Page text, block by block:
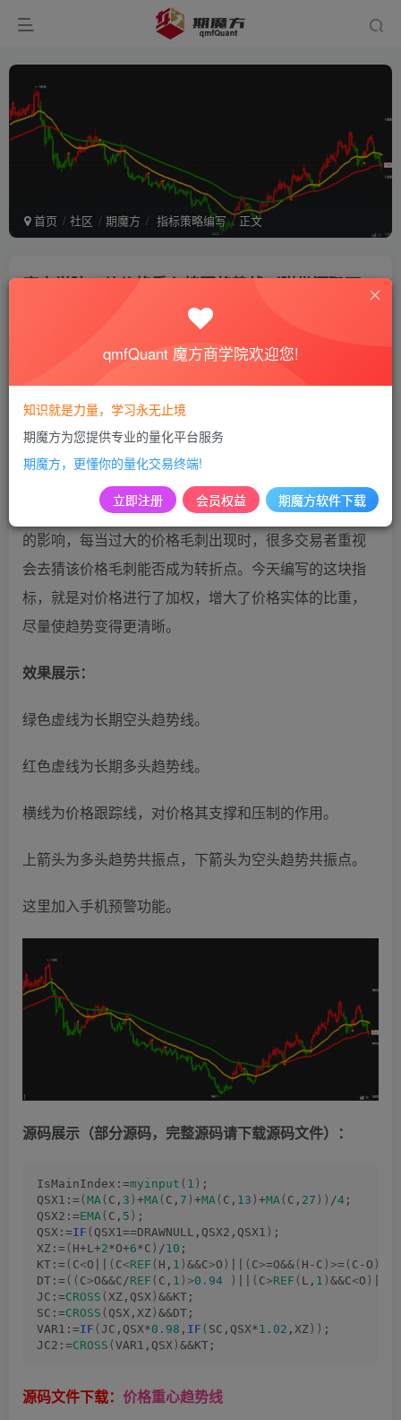
首页 社区 期魔方 指标策略编写 正文
魔方学院：从价格重心编写趋势线（附带源码下
2年前发布 4.5W+次阅读
编写需求：
很多交易者判断不好趋势，很多时候，都是受价格毛刺
的影响，每当过大的价格毛刺出现时，很多交易者重视
会去猜该价格毛刺能否成为转折点。今天编写的这块指
标，就是对价格进行了加权，增大了价格实体的比重，
尽量使趋势变得更清晰。
效果展示：
绿色虚线为长期空头趋势线。
红色虚线为长期多头趋势线。
横线为价格跟踪线，对价格其支撑和压制的作用。
上箭头为多头趋势共振点，下箭头为空头趋势共振点。
这里加入手机预警功能。
源码展示（部分源码，完整源码请下载源码文件）：
IsMainIndex:=myinput ( 1 ) ;
QSX1:= ( MA ( C, 3 ) +MA ( C, 7 ) +MA ( C, 13 ) +MA ( C, 27 )) /4 ;
QSX2:=EMA ( C, 5 ) ;
QSX:=IF ( QSX1==DRAWNULL,QSX2,QSX1 ) ;
XZ:= ( H+L+2*O+6*C ) /10 ;
KT:= ( C<O|| ( C<REF ( H, 1 ) &&C>O ) ( C>=O&& ( H-C )>= ( C-O )
DT:= (( C>O&&C/REF ( C, 1 )>0.94 ) ( C>REF ( L, 1 ) &&C<O )
JC:=CROSS ( XZ,QSX ) &&KT;
SC:=CROSS ( QSX,XZ ) &&DT;
VAR1:=IF ( JC,QSX*0.98 , IF ( SC,QSX*1.02 ,XZ )) ;
JC2:=CROSS ( VAR1,QSX ) &&KT;
源码文件下载： 价格重心趋势线
qmfQuant 魔方商学院欢迎您!
知识就是力量，学习永无止境
期魔方为您提供专业的量化平台服务
期魔方，更懂你的量化交易终端!
立即注册 会员权益 期魔方软件下载